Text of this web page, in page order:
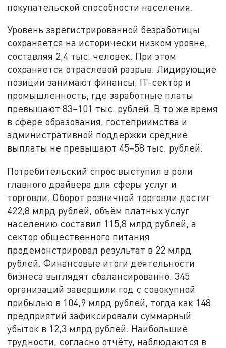
покупательской способности населения.
Уровень зарегистрированной безработицы
сохраняется на исторически низком уровне,
составляя 2,4 тыс. человек. При этом
сохраняется отраслевой разрыв. Лидирующие
позиции занимают финансы, IT-сектор и
промышленность, где заработные платы
превышают 83–101 тыс. рублей. В то же время
в сфере образования, гостеприимства и
административной поддержки средние
выплаты не превышают 45–58 тыс. рублей.
Потребительский спрос выступил в роли
главного драйвера для сферы услуг и
торговли. Оборот розничной торговли достиг
422,8 млрд рублей, объём платных услуг
населению составил 115,8 млрд рублей, а
сектор общественного питания
продемонстрировал результат в 22 млрд
рублей. Финансовые итоги деятельности
бизнеса выглядят сбалансированно. 345
организаций завершили год с совокупной
прибылью в 104,9 млрд рублей, тогда как 148
предприятий зафиксировали суммарный
убыток в 12,3 млрд рублей. Наибольшие
трудности, согласно отчёту, наблюдаются в